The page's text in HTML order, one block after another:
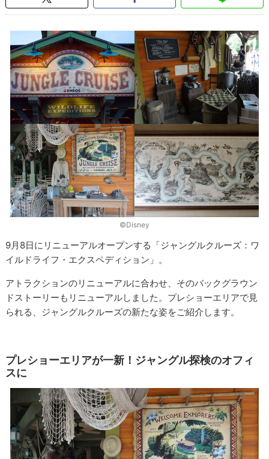
©Disney
9月8日にリニューアルオープンする「ジャングルクルーズ：ワ
イルドライフ・エクスペディション」。
アトラクションのリニューアルに合わせ、そのバックグラウン
ドストーリーもリニューアルしました。プレショーエリアで見
られる、ジャングルクルーズの新たな姿をご紹介します。
プレショーエリアが一新！ジャングル探検のオフィ
スに